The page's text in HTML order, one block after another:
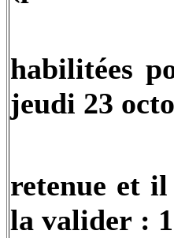
habilitées
jeudi 23
retenue et
la valider :